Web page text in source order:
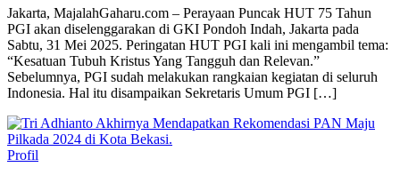
Jakarta, MajalahGaharu.com – Perayaan Puncak HUT 75 Tahun
PGI akan diselenggarakan di GKI Pondoh Indah, Jakarta pada
Sabtu, 31 Mei 2025. Peringatan HUT PGI kali ini mengambil tema:
“Kesatuan Tubuh Kristus Yang Tangguh dan Relevan.”
Sebelumnya, PGI sudah melakukan rangkaian kegiatan di seluruh
Indonesia. Hal itu disampaikan Sekretaris Umum PGI […]
Profil